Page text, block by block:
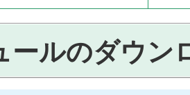
ールのダウン